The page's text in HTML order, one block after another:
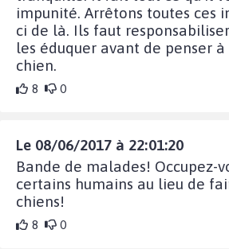
impunité. Arrêtons toutes ces
ci de là. Ils faut
les éduquer avant de penser
chien.
8 0
Le 08/06/2017 à 22:01:20
Bande de malades! Occupez-
certains humains au lieu de
chiens!
8 0